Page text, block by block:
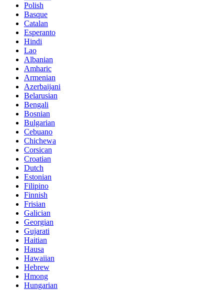
Polish
Basque
Catalan
Esperanto
Hindi
Lao
Albanian
Amharic
Armenian
Azerbaijani
Belarusian
Bengali
Bosnian
Bulgarian
Cebuano
Chichewa
Corsican
Croatian
Dutch
Estonian
Filipino
Finnish
Frisian
Galician
Georgian
Gujarati
Haitian
Hausa
Hawaiian
Hebrew
Hmong
Hungarian